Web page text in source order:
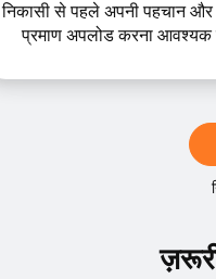
निकासी से पहले अपनी पहचान
प्रमाण अपलोड करना आवश्यक